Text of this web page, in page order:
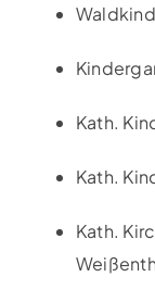
Kath.
Kath.
Kath.